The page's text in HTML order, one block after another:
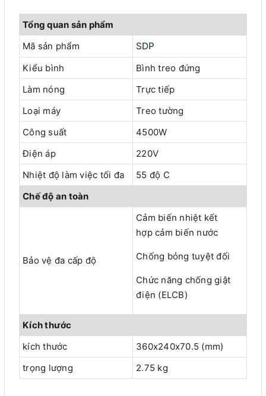
Tổng quan sản phẩm
Mã sản phẩm
SDP
Kiểu bình
Bình treo đứng
Làm nóng
Trực tiếp
Loại máy
Treo tường
Công suất
4500W
Điện áp
220V
Nhiệt độ làm việc tối đa
55 độ C
Chế độ an toàn
Bảo vệ đa cấp độ
Cảm biến nhiệt kết
hợp cảm biến nước
Chống bỏng tuyệt đối
Chức năng chống giật
điện (ELCB)
Kích thước
kích thước
360x240x70.5 (mm)
trọng lượng
2.75 kg